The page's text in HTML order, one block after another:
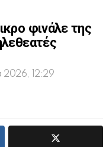
φινάλε της
2026, 12:29